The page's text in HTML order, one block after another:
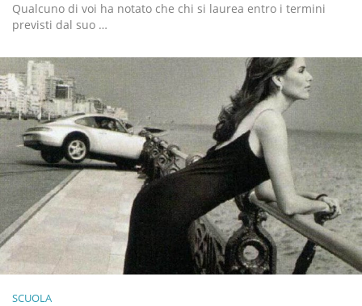
Qualcuno di voi ha notato che chi si laurea entro i termini
previsti dal suo …
SCUOLA